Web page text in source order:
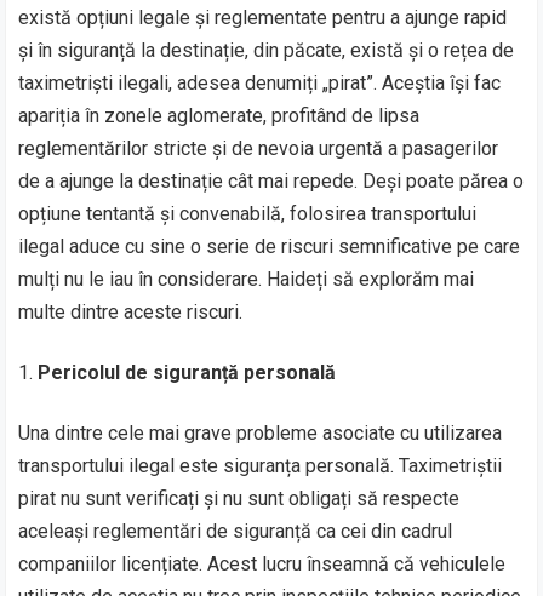
există opțiuni legale și reglementate pentru a ajunge rapid
și în siguranță la destinație, din păcate, există și o rețea de
taximetriști ilegali, adesea denumiți „pirat”. Aceștia își fac
apariția în zonele aglomerate, profitând de lipsa
reglementărilor stricte și de nevoia urgentă a pasagerilor
de a ajunge la destinație cât mai repede. Deși poate părea o
opțiune tentantă și convenabilă, folosirea transportului
ilegal aduce cu sine o serie de riscuri semnificative pe care
mulți nu le iau în considerare. Haideți să explorăm mai
multe dintre aceste riscuri.
Pericolul de siguranță personală
Una dintre cele mai grave probleme asociate cu utilizarea
transportului ilegal este siguranța personală. Taximetriștii
pirat nu sunt verificați și nu sunt obligați să respecte
aceleași reglementări de siguranță ca cei din cadrul
companiilor licențiate. Acest lucru înseamnă că vehiculele